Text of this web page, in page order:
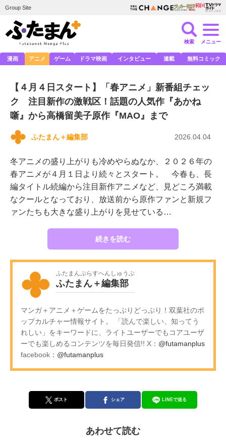
Group Site
検索 メニュー
漫画 アニメ ゲーム ドラマ映画 インタビュー 連載 無料コミック
【４月４日スタート】「春アニメ」新番組チェッ
ク 注目新作の激戦区！話題の人気作『あかね
噺』から高橋留美子原作『MAO』まで
ふたまん＋編集部 2026.04.04
冬アニメの盛り上がりも冷めやらぬなか、２０２６年の
春アニメが４月１日より続々とスタート。 今春も、長
編タイトル続編から注目新作アニメなど、見どころ満載
なクールとなっており、放送前から原作ファンと新規フ
ァンたちも大きな盛り上がりを見せている…
続きを読む
ふたまんぷらすへんしゅうぶ
ふたまん＋編集部
マンガ＋アニメ＋ゲームをたっぷりどっぷり！双葉社のポ
ップカルチャー情報サイト。 「読んで楽しい、知ってう
れしい」をキーワードに、ライトユーザーでもコアユーザ
ーでも楽しめるコンテンツを毎日発信!! X： @futamanplus
facebook： @futamanplus
ポスト シェア LINEで送る
あわせて読む